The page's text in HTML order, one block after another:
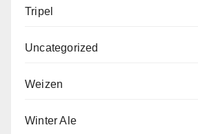
Tripel
Uncategorized
Weizen
Winter Ale